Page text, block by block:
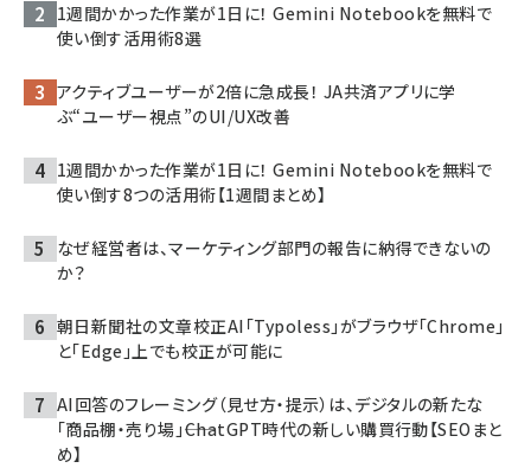
1週間かかった作業が1日に！ Gemini Notebookを無料で
使い倒す活用術8選
アクティブユーザーが2倍に急成長！ JA共済アプリに学
ぶ“ユーザー視点”のUI/UX改善
1週間かかった作業が1日に！ Gemini Notebookを無料で
使い倒す8つの活用術【1週間まとめ】
なぜ経営者は、マーケティング部門の報告に納得できないの
か？
朝日新聞社の文章校正AI「Typoless」がブラウザ「Chrome」
と「Edge」上でも校正が可能に
AI回答のフレーミング（見せ方・提示）は、デジタルの新たな
「商品棚・売り場」――ChatGPT時代の新しい購買行動【SEOまと
め】